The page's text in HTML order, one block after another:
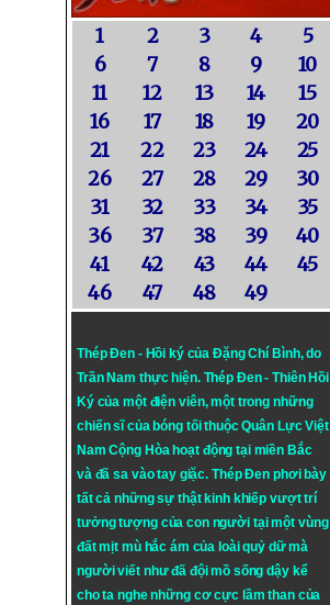
1 2 3 4
5
6
7 8 9
10
11
12 13 14
15
16
17 18 19
20
21
22 23 24
25
26
27 28 29
30
31
32 33 34
35
36
37 38 39
40
41
42 43 44
45
46
47 48 49
Thép Đen - Hồi ký của Đặng Chí Bình, do
Trần Nam thực hiện. Thép Đen- Thiên Hồi
Ký của một điện viên, một trong những
chiến sĩ của bóng tối thuộc Quân Lực Việt
Nam Cộng Hòa hoạt động tại miền Bắc
và đã sa vào tay giặc. Thép Đen phơi bày
tất cả những sự thật kinh khiếp vượt trí
tưởng tượng của con người tại một vùng
đất mịt mù hắc ám của loài quỷ dữ mà
người viết như đã đội mồ sống dậy kể
cho ta nghe những cơ cực lầm than của